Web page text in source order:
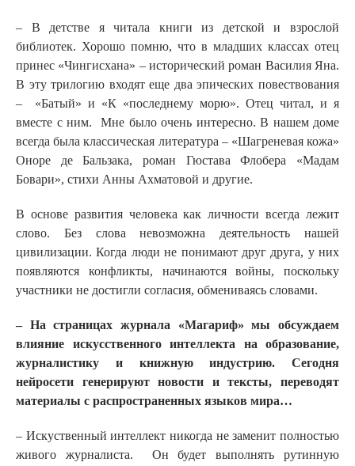
– В детстве я читала книги из детской и взрослой
библиотек. Хорошо помню, что в младших классах отец
принес «Чингисхана» – исторический роман Василия Яна.
В эту трилогию входят еще два эпических повествования
– «Батый» и «К «последнему морю». Отец читал, и я
вместе с ним. Мне было очень интересно. В нашем доме
всегда была классическая литература – «Шагреневая кожа»
Оноре де Бальзака, роман Гюстава Флобера «Мадам
Бовари», стихи Анны Ахматовой и другие.
В основе развития человека как личности всегда лежит
слово. Без слова невозможна деятельность нашей
цивилизации. Когда люди не понимают друг друга, у них
появляются конфликты, начинаются войны, поскольку
участники не достигли согласия, обмениваясь словами.
– На страницах журнала «Магариф» мы обсуждаем
влияние искусственного интеллекта на образование,
журналистику и книжную индустрию. Сегодня
нейросети генерируют новости и тексты, переводят
материалы с распространенных языков мира…
– Искуственный интеллект никогда не заменит полностью
живого журналиста. Он будет выполнять рутинную